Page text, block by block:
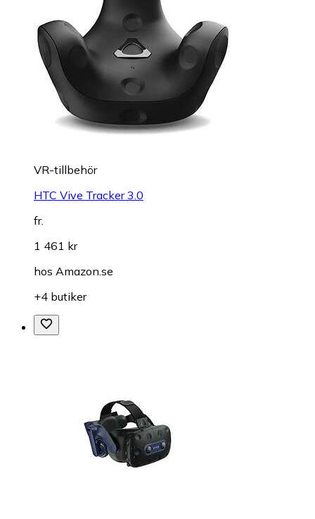
VR-tillbehör
HTC Vive Tracker 3.0
fr.
1 461 kr
hos Amazon.se
+4 butiker